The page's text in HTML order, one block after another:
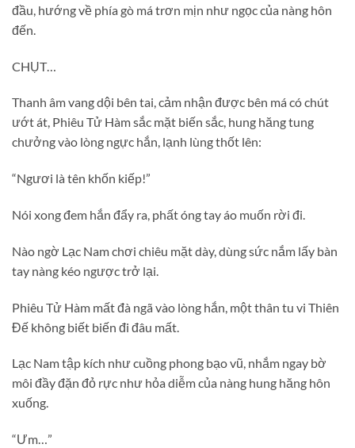
đầu, hướng về phía gò má trơn mịn như ngọc của nàng hôn
đến.
CHỤT…
Thanh âm vang dội bên tai, cảm nhận được bên má có chút
ướt át, Phiêu Tử Hàm sắc mặt biến sắc, hung hăng tung
chưởng vào lòng ngực hắn, lạnh lùng thốt lên:
“Ngươi là tên khốn kiếp!”
Nói xong đem hắn đẩy ra, phất óng tay áo muốn rời đi.
Nào ngờ Lạc Nam chơi chiêu mặt dày, dùng sức nắm lấy bàn
tay nàng kéo ngược trở lại.
Phiêu Tử Hàm mất đà ngã vào lòng hắn, một thân tu vi Thiên
Đế không biết biến đi đâu mất.
Lạc Nam tập kích như cuồng phong bạo vũ, nhắm ngay bờ
môi đầy đặn đỏ rực như hỏa diễm của nàng hung hăng hôn
xuống.
“Ưm…”